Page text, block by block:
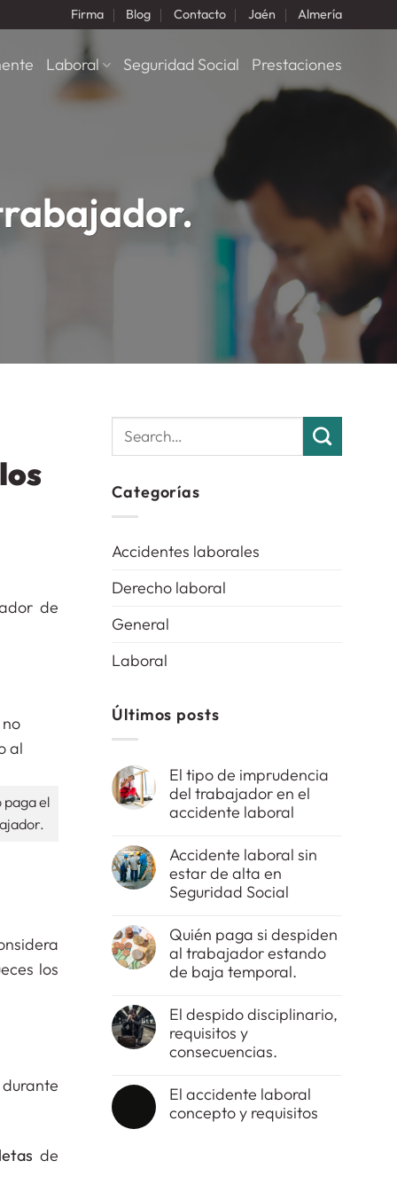
Firma Blog Contacto Jaén Almería
Laboral Seguridad Social Prestaciones
de
paga el
los
de
Categorías
Accidentes laborales
Derecho laboral
General
Laboral
Últimos posts
El tipo de imprudencia
del trabajador en el
accidente laboral
hay
comentarios
en
El
tipo
imprudencia
del
trabajador
en
el
laboral
Accidente laboral sin
estar de alta en
Seguridad Social
hay
comentarios
en
Accidente
laboral
estar
de
alta
Seguridad
Quién paga si despiden
al trabajador estando
de baja temporal.
hay
comentarios
en
Quién
paga
despiden
al
trabajador
El despido disciplinario,
requisitos y
consecuencias.
hay
comentarios
en
El accidente laboral
concepto y requisitos